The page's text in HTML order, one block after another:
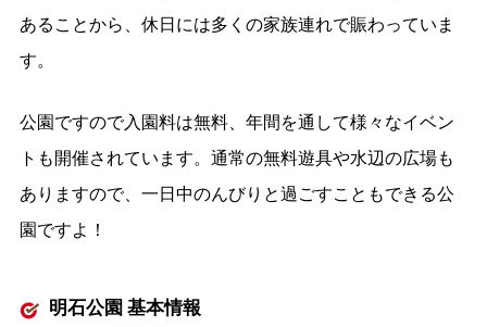
あることから、休日には多くの家族連れで賑わっていま
す。
公園ですので入園料は無料、年間を通して様々なイベン
トも開催されています。通常の無料遊具や水辺の広場も
ありますので、一日中のんびりと過ごすこともできる公
園ですよ！
明石公園 基本情報